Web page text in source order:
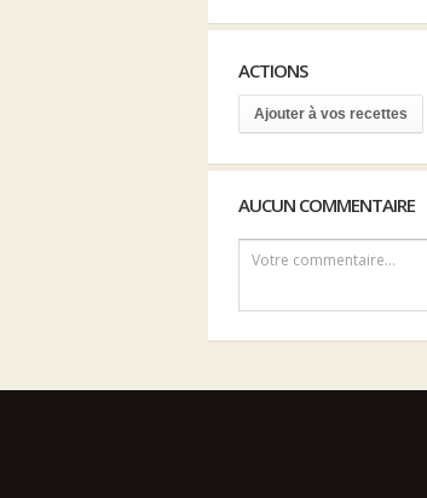
ACTIONS
Ajouter à vos recettes
AUCUN COMMENTAIRE
Votre commentaire...